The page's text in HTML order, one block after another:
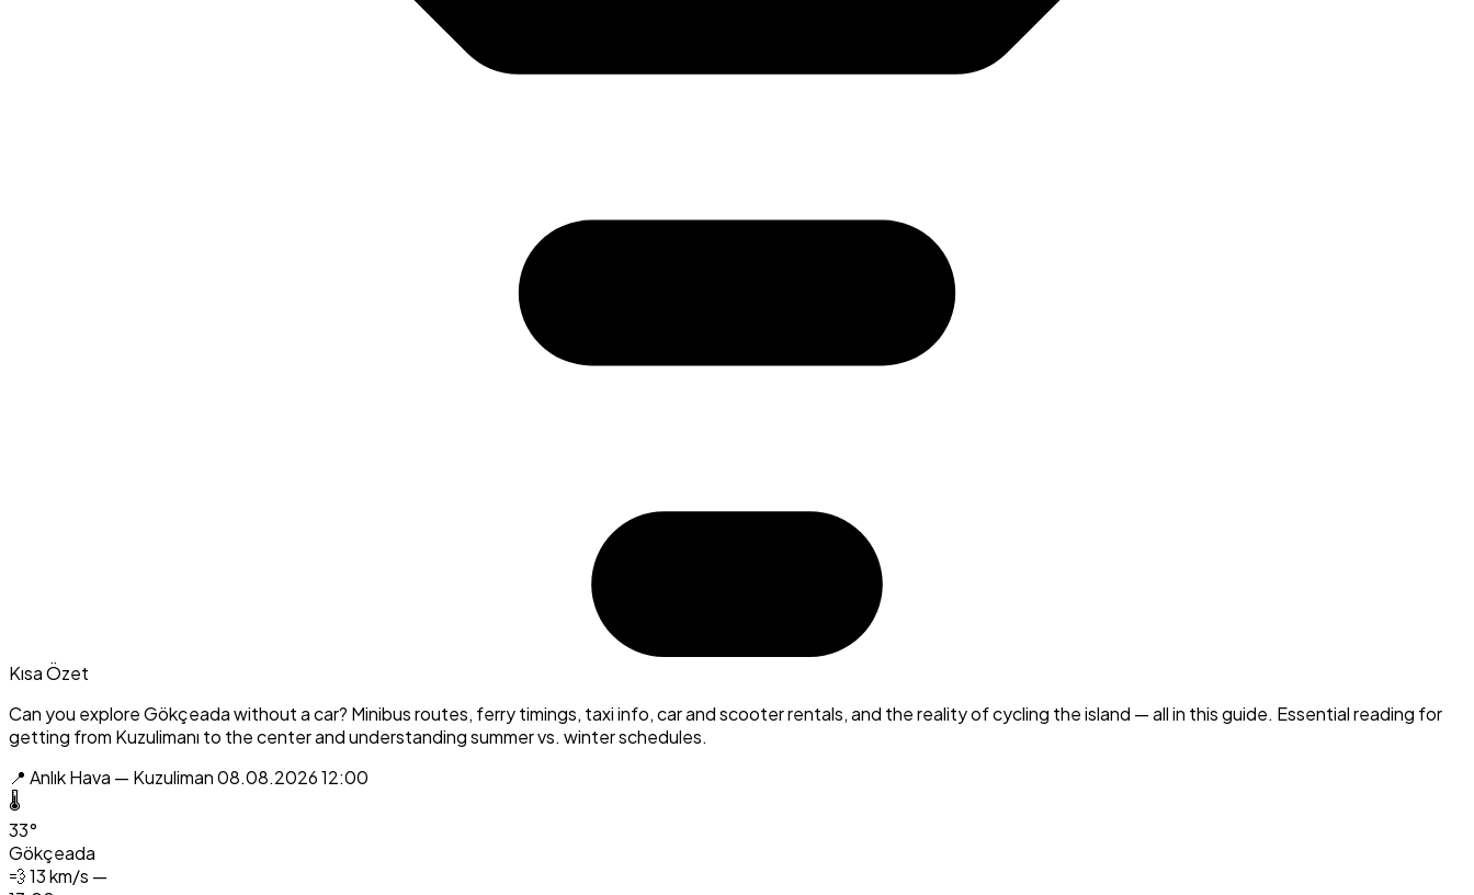
Kısa Özet
Can you explore Gökçeada without a car? Minibus routes, ferry timings, taxi info, car and scooter rentals, and the reality of cycling the island — all in this guide. Essential reading for
getting from Kuzulimanı to the center and understanding summer vs. winter schedules.
📍 Anlık Hava — Kuzuliman08.08.2026 12:00
🌡️
33°
Gökçeada
💨13 km/s —